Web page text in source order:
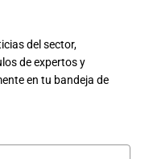
del sector,
de expertos y
en tu bandeja de